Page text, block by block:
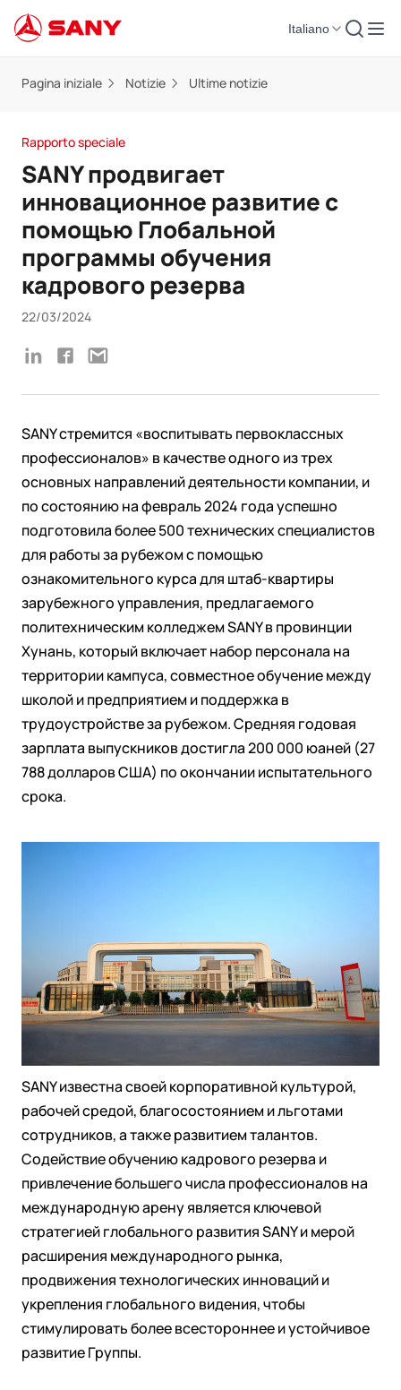
Italiano
Pagina iniziale Notizie Ultime notizie
Rapporto speciale
SANY продвигает
инновационное развитие с
помощью Глобальной
программы обучения
кадрового резерва
22/03/2024
SANY стремится «воспитывать первоклассных
профессионалов» в качестве одного из трех
основных направлений деятельности компании, и
по состоянию на февраль 2024 года успешно
подготовила более 500 технических специалистов
для работы за рубежом с помощью
ознакомительного курса для штаб-квартиры
зарубежного управления, предлагаемого
политехническим колледжем SANY в провинции
Хунань, который включает набор персонала на
территории кампуса, совместное обучение между
школой и предприятием и поддержка в
трудоустройстве за рубежом. Средняя годовая
зарплата выпускников достигла 200 000 юаней (27
788 долларов США) по окончании испытательного
срока.
SANY известна своей корпоративной культурой,
рабочей средой, благосостоянием и льготами
сотрудников, а также развитием талантов.
Содействие обучению кадрового резерва и
привлечение большего числа профессионалов на
международную арену является ключевой
стратегией глобального развития SANY и мерой
расширения международного рынка,
продвижения технологических инноваций и
укрепления глобального видения, чтобы
стимулировать более всестороннее и устойчивое
развитие Группы.